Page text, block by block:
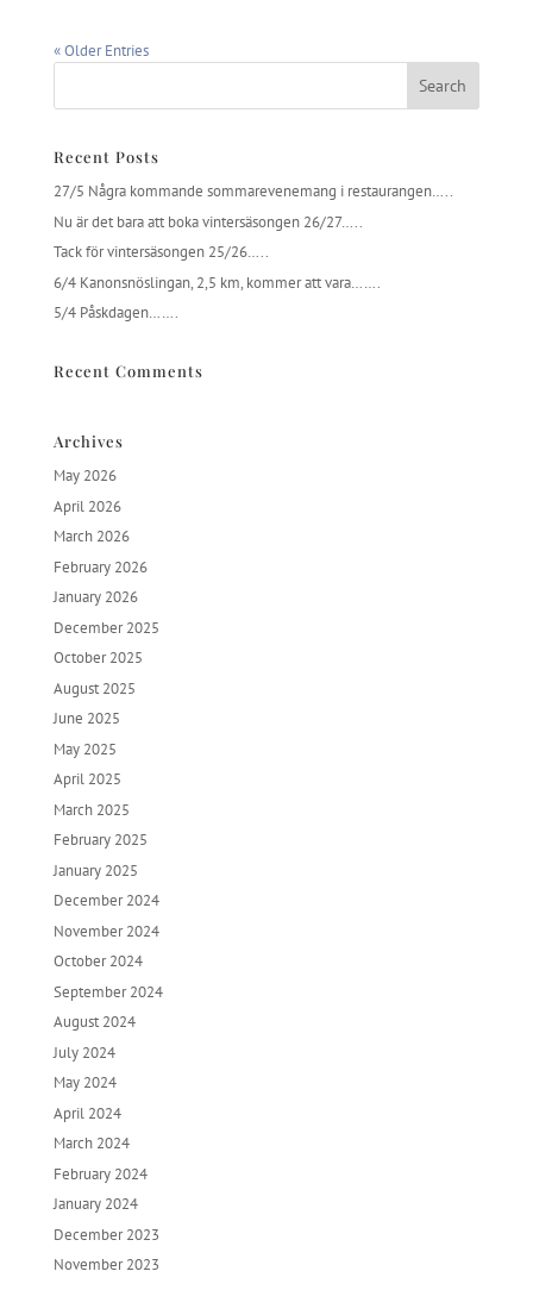
« Older Entries
Recent Posts
27/5 Några kommande sommarevenemang i restaurangen…..
Nu är det bara att boka vintersäsongen 26/27…..
Tack för vintersäsongen 25/26…..
6/4 Kanonsnöslingan, 2,5 km, kommer att vara…….
5/4 Påskdagen…….
Recent Comments
Archives
May 2026
April 2026
March 2026
February 2026
January 2026
December 2025
October 2025
August 2025
June 2025
May 2025
April 2025
March 2025
February 2025
January 2025
December 2024
November 2024
October 2024
September 2024
August 2024
July 2024
May 2024
April 2024
March 2024
February 2024
January 2024
December 2023
November 2023